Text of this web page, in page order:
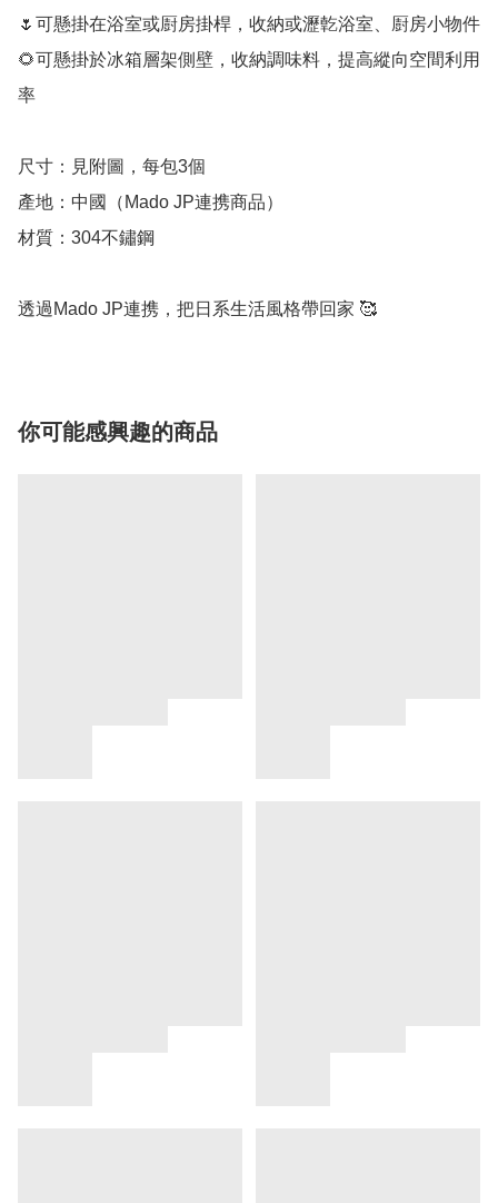
🌷可懸掛在浴室或㕑房掛桿，收納或瀝亁浴室、㕑房小物件
🌻可懸掛於冰箱層架側壁，收納調味料，提高縱向空間利用
率
尺寸：見附圖，每包3個
產地：中國（Mado JP連携商品）
材質：304不鏽鋼
透過Mado JP連携，把日系生活風格帶回家 🥰
你可能感興趣的商品